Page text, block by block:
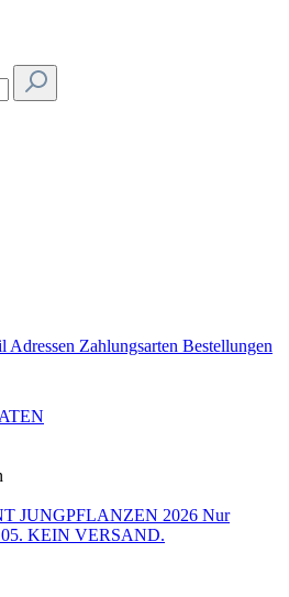
Adressen Zahlungsarten Bestellungen
JUNGPFLANZEN 2026 Nur
KEIN VERSAND.